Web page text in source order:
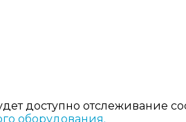
доступно отслеживание